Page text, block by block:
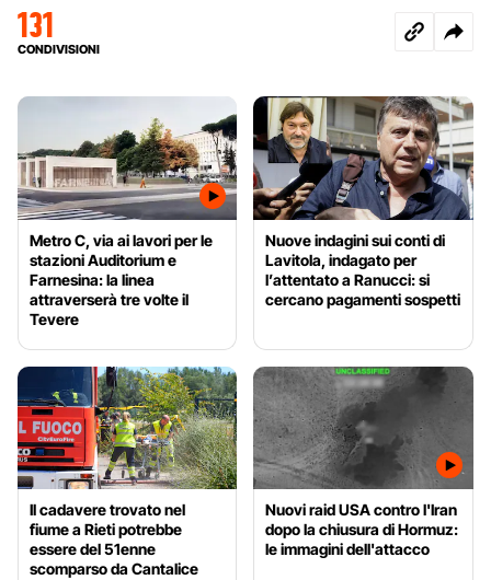
131
CONDIVISIONI
Metro C, via ai lavori per le
stazioni Auditorium e
Farnesina: la linea
attraverserà tre volte il
Tevere
Nuove indagini sui conti di
Lavitola, indagato per
l’attentato a Ranucci: si
cercano pagamenti sospetti
Il cadavere trovato nel
fiume a Rieti potrebbe
essere del 51enne
scomparso da Cantalice
Nuovi raid USA contro l'Iran
dopo la chiusura di Hormuz:
le immagini dell'attacco